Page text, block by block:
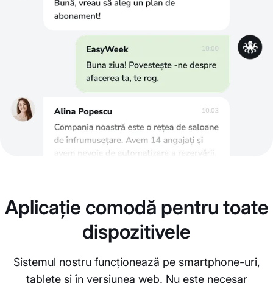
Aplicație comodă pentru toate
dispozitivele
Sistemul nostru funcționează pe smartphone-uri,
tablete și în versiunea web. Nu este necesar